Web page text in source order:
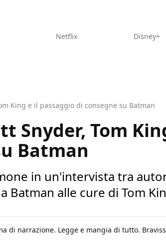
Netflix Disney+
King e il passaggio di consegne su Batman
Snyder, Tom
Batman
in un'intervista tra
Batman alle cure di Tom
di narrazione. Legge e mangia di tutto.